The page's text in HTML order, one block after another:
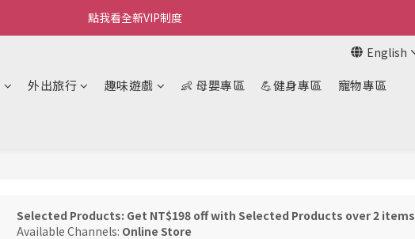
Welcome~私藏生活~
點我看全新VIP制度
Welcome~私藏生活~
English
外出旅行 趣味遊戲 👶 母嬰專區 💪健身專區
寵物專區
Selected Products: Get NT$198 off with Selected Products over 2 items
Available Channels: Online Store